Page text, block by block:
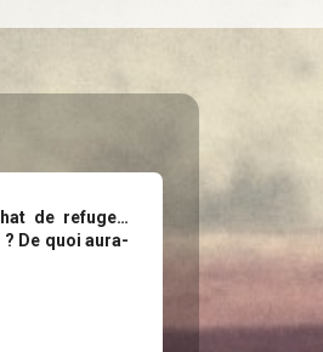
de refuge…
De quoi aura-